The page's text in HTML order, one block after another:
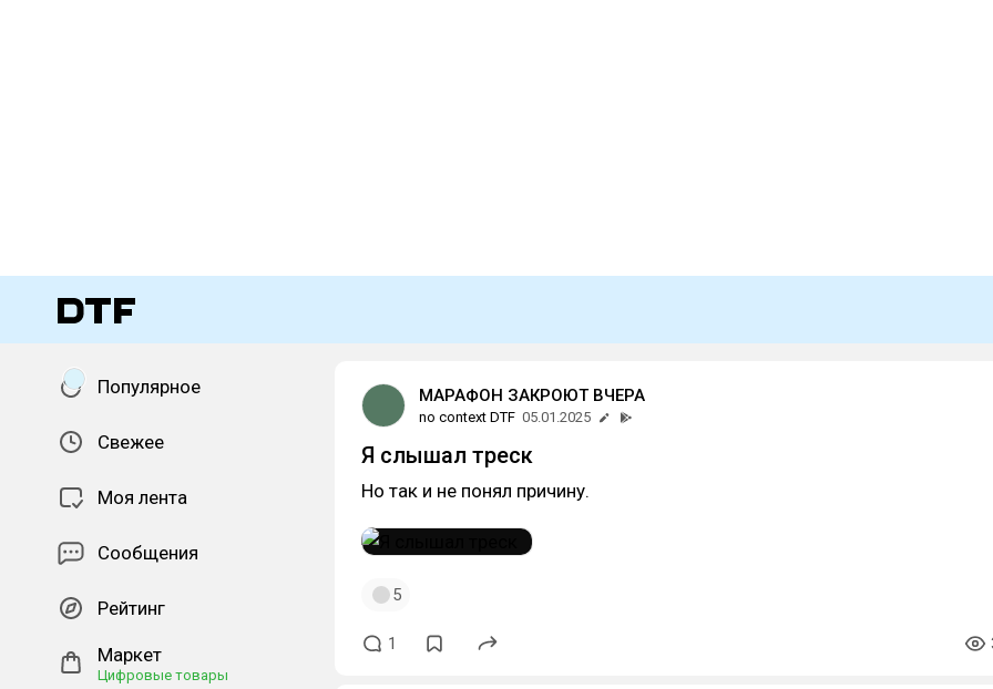
Популярное
Свежее
Моя лента
Сообщения
Рейтинг
Маркет
Цифровые товары
МАРАФОН ЗАКРОЮТ ВЧЕРА
no context DTF 05.01.2025
Я слышал треск
Но так и не понял причину.
5
1